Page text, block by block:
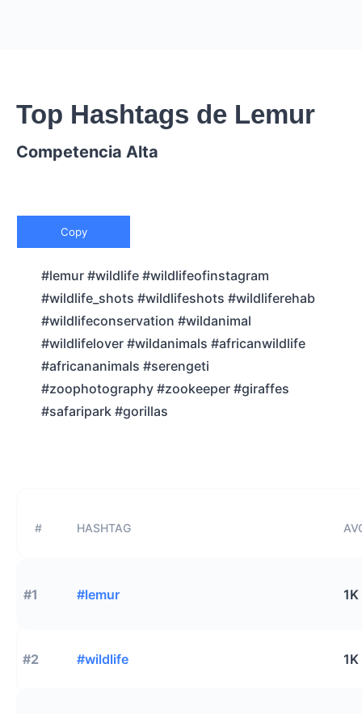
Top Hashtags de Lemur
Competencia Alta
Copy
#lemur #wildlife #wildlifeofinstagram
#wildlife_shots #wildlifeshots #wildliferehab
#wildlifeconservation #wildanimal
#wildlifelover #wildanimals #africanwildlife
#africananimals #serengeti
#zoophotography #zookeeper #giraffes
#safaripark #gorillas
# HASHTAG
#1 #lemur 1K
#2 #wildlife 1K